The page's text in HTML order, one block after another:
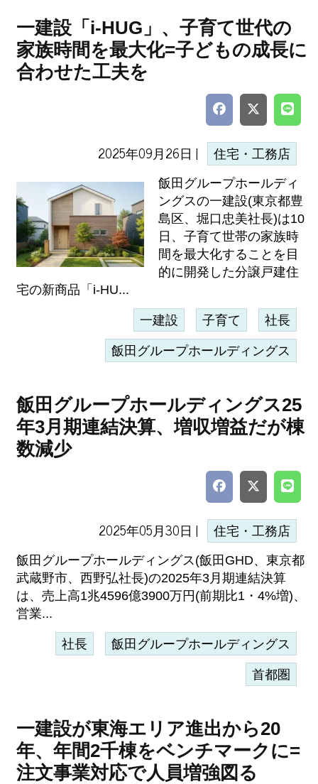
一建設「i-HUG」、子育て世代の
家族時間を最大化=子どもの成長に
合わせた工夫を
2025年09月26日 | 住宅・工務店
飯田グループホールディ
ングスの一建設(東京都豊
島区、堀口忠美社長)は10
日、子育て世帯の家族時
間を最大化することを目
的に開発した分譲戸建住
宅の新商品「i-HU...
一建設 子育て 社長
飯田グループホールディングス
飯田グループホールディングス25
年3月期連結決算、増収増益だが棟
数減少
2025年05月30日 | 住宅・工務店
飯田グループホールディングス(飯田GHD、東京都
武蔵野市、西野弘社長)の2025年3月期連結決算
は、売上高1兆4596億3900万円(前期比1・4%増)、
営業...
社長 飯田グループホールディングス
首都圏
一建設が東海エリア進出から20
年、年間2千棟をベンチマークに=
注文事業対応で人員増強図る